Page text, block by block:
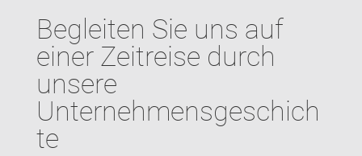
Begleiten Sie uns auf
einer Zeitreise durch
unsere
Unternehmensgeschich
te